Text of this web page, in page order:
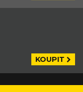
KOUPIT